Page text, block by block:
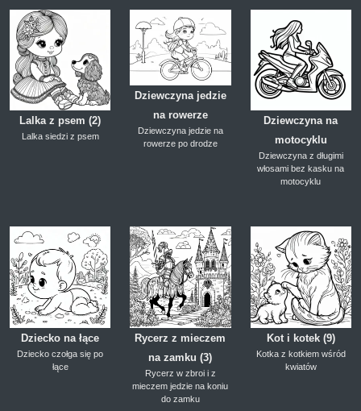
Lalka z psem (2)
Lalka siedzi z psem
Dziewczyna jedzie
na rowerze
Dziewczyna jedzie na
rowerze po drodze
Dziewczyna na
motocyklu
Dziewczyna z długimi
włosami bez kasku na
motocyklu
Dziecko na łące
Dziecko czołga się po
łące
Rycerz z mieczem
na zamku (3)
Rycerz w zbroi i z
mieczem jedzie na koniu
do zamku
Kot i kotek (9)
Kotka z kotkiem wśród
kwiatów